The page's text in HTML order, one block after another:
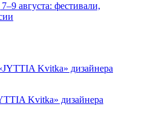
августа: фестивали,
Kvitka» дизайнера